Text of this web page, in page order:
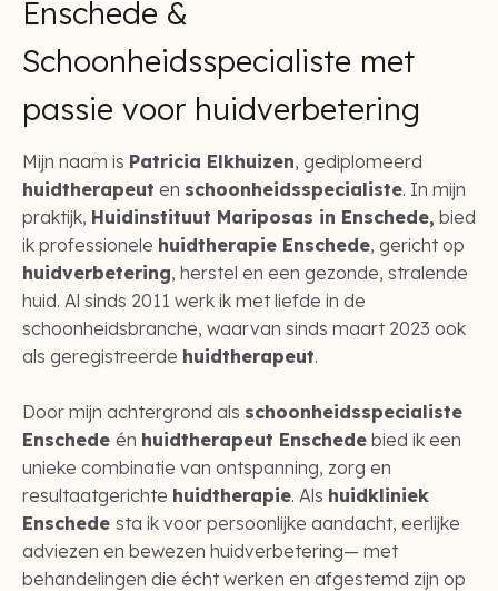
Enschede &
Schoonheidsspecialiste met
passie voor huidverbetering
Mijn naam is Patricia Elkhuizen, gediplomeerd
huidtherapeut en schoonheidsspecialiste. In mijn
praktijk, Huidinstituut Mariposas in Enschede, bied
ik professionele huidtherapie Enschede, gericht op
huidverbetering, herstel en een gezonde, stralende
huid. Al sinds 2011 werk ik met liefde in de
schoonheidsbranche, waarvan sinds maart 2023 ook
als geregistreerde huidtherapeut.
Door mijn achtergrond als schoonheidsspecialiste
Enschede én huidtherapeut Enschede bied ik een
unieke combinatie van ontspanning, zorg en
resultaatgerichte huidtherapie. Als huidkliniek
Enschede sta ik voor persoonlijke aandacht, eerlijke
adviezen en bewezen huidverbetering— met
behandelingen die écht werken en afgestemd zijn op